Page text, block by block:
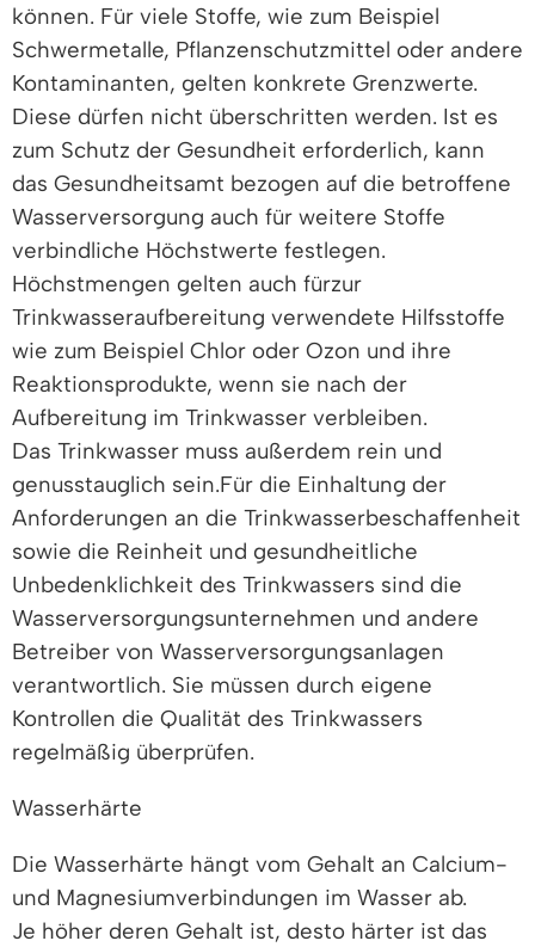
können. Für viele Stoffe, wie zum Beispiel
Schwermetalle, Pflanzenschutzmittel oder andere
Kontaminanten, gelten konkrete Grenzwerte.
Diese dürfen nicht überschritten werden. Ist es
zum Schutz der Gesundheit erforderlich, kann
das Gesundheitsamt bezogen auf die betroffene
Wasserversorgung auch für weitere Stoffe
verbindliche Höchstwerte festlegen.
Höchstmengen gelten auch fürzur
Trinkwasseraufbereitung verwendete Hilfsstoffe
wie zum Beispiel Chlor oder Ozon und ihre
Reaktionsprodukte, wenn sie nach der
Aufbereitung im Trinkwasser verbleiben.
Das Trinkwasser muss außerdem rein und
genusstauglich sein.Für die Einhaltung der
Anforderungen an die Trinkwasserbeschaffenheit
sowie die Reinheit und gesundheitliche
Unbedenklichkeit des Trinkwassers sind die
Wasserversorgungsunternehmen und andere
Betreiber von Wasserversorgungsanlagen
verantwortlich. Sie müssen durch eigene
Kontrollen die Qualität des Trinkwassers
regelmäßig überprüfen.
Wasserhärte
Die Wasserhärte hängt vom Gehalt an Calcium-
und Magnesiumverbindungen im Wasser ab.
Je höher deren Gehalt ist, desto härter ist das